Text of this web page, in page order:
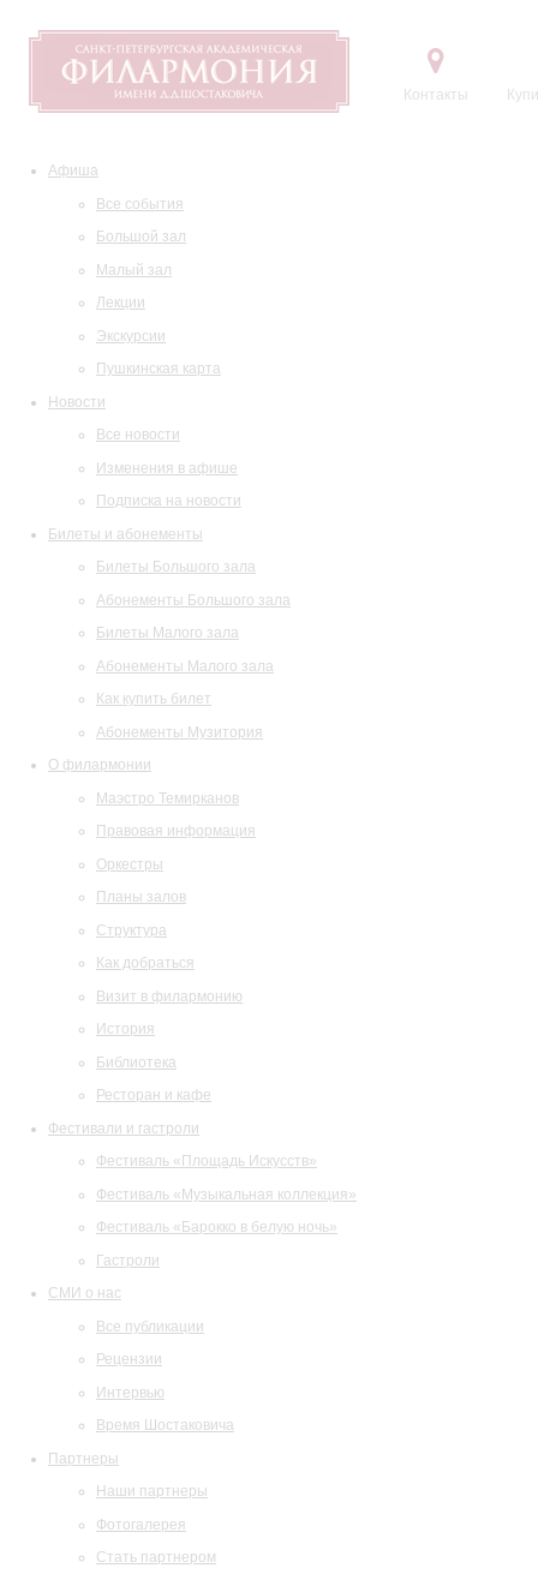
Контакты
Афиша
Все события
Большой зал
Малый зал
Лекции
Экскурсии
Пушкинская карта
Новости
Все новости
Изменения в афише
Подписка на новости
Билеты и абонементы
Билеты Большого зала
Абонементы Большого зала
Билеты Малого зала
Абонементы Малого зала
Как купить билет
Абонементы Музитория
О филармонии
Маэстро Темирканов
Правовая информация
Оркестры
Планы залов
Структура
Как добраться
Визит в филармонию
История
Библиотека
Ресторан и кафе
Фестивали и гастроли
Фестиваль «Площадь Искусств»
Фестиваль «Музыкальная коллекция»
Фестиваль «Барокко в белую ночь»
Гастроли
СМИ о нас
Все публикации
Рецензии
Интервью
Время Шостаковича
Партнеры
Наши партнеры
Фотогалерея
Стать партнером